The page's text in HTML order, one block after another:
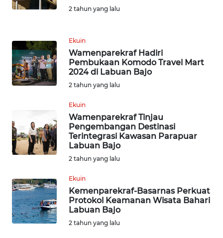
2 tahun yang lalu
Ekuin
Wamenparekraf Hadiri
Pembukaan Komodo Travel Mart
2024 di Labuan Bajo
2 tahun yang lalu
Ekuin
Wamenparekraf Tinjau
Pengembangan Destinasi
Terintegrasi Kawasan Parapuar
Labuan Bajo
2 tahun yang lalu
Ekuin
Kemenparekraf-Basarnas Perkuat
Protokol Keamanan Wisata Bahari
Labuan Bajo
2 tahun yang lalu
WN
WN
KALSEL
WN
SULSEL
WN
WN
SULUT
WN